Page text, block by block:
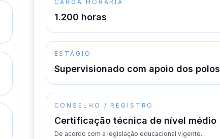
CARGA HORÁRIA
1.200 horas
ESTÁGIO
Supervisionado com apoio dos polos
CONSELHO / REGISTRO
Certificação técnica de nível médio
De acordo com a legislação educacional vigente.